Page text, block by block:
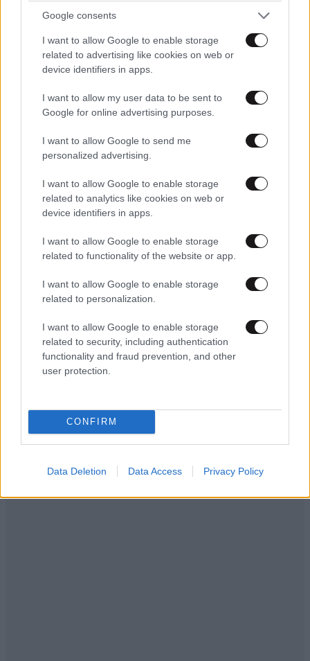
Google consents
I want to allow Google to enable storage
related to advertising like cookies on web or
device identifiers in apps.
I want to allow my user data to be sent to
Google for online advertising purposes.
I want to allow Google to send me
personalized advertising.
I want to allow Google to enable storage
related to analytics like cookies on web or
device identifiers in apps.
I want to allow Google to enable storage
related to functionality of the website or app.
I want to allow Google to enable storage
related to personalization.
I want to allow Google to enable storage
related to security, including authentication
functionality and fraud prevention, and other
user protection.
CONFIRM
Data Deletion Data Access Privacy Policy
LIFESTYLE2 ω. πριν
Αθηνά Οικονομάκου από τα Μπόρα Μπόρα:
«Έσκασε τώρα όλη η κούραση» – Το απρόοπτο